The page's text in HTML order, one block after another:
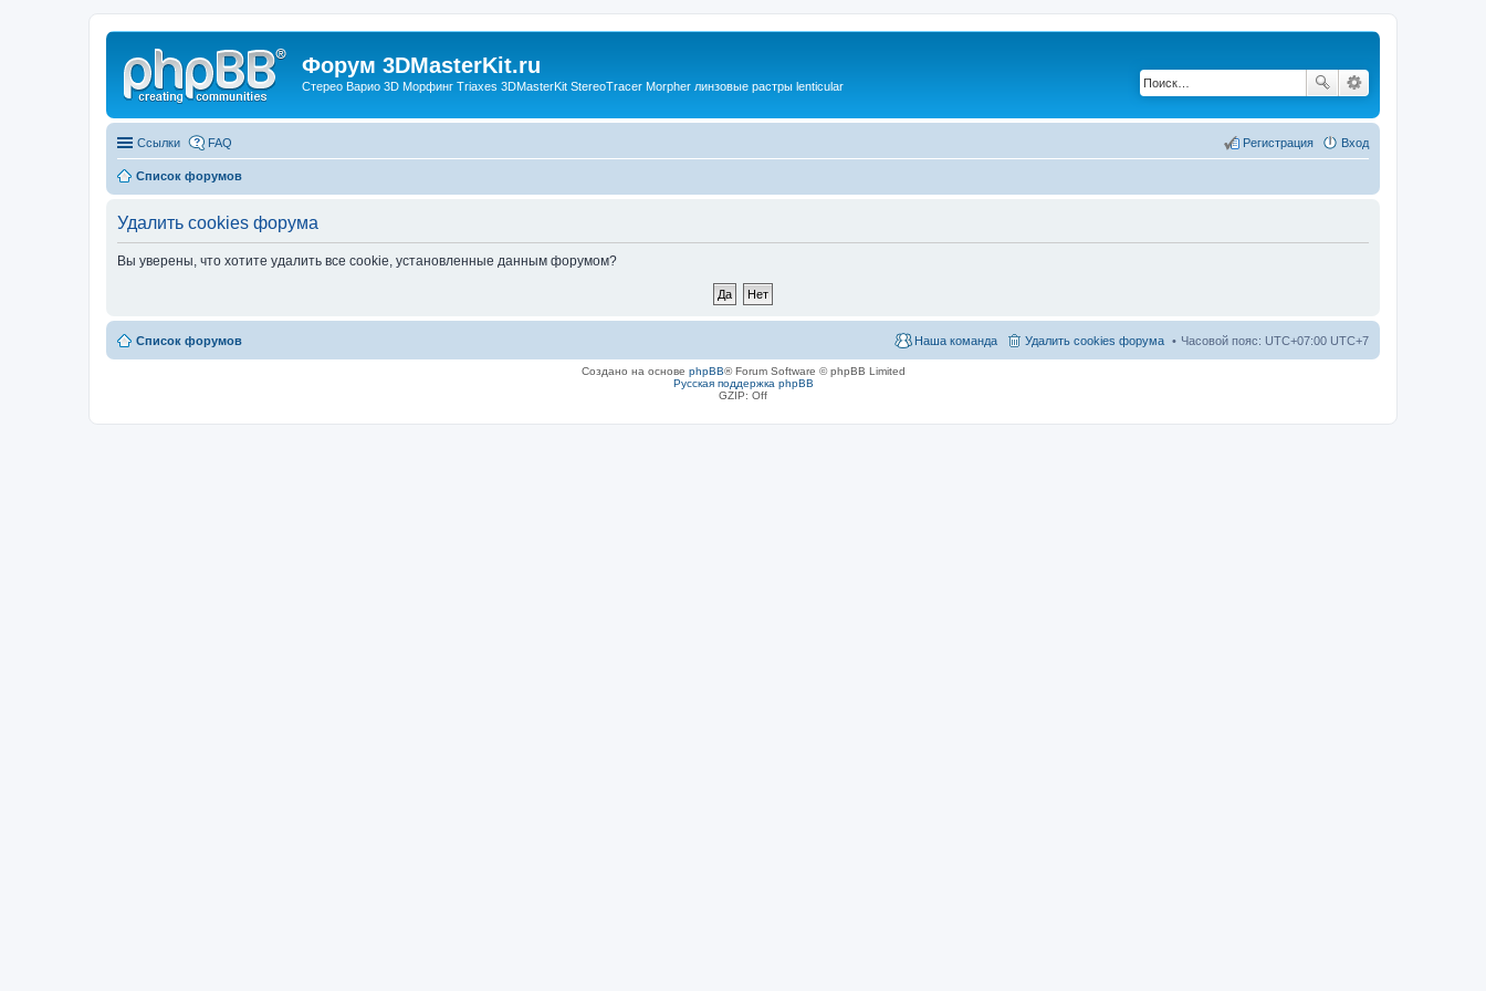
Форум 3DMasterKit.ru
Стерео Варио 3D Морфинг Triaxes 3DMasterKit StereoTracer Morpher линзовые растры lenticular
Ссылки FAQ Вход
Регистрация
Список форумов
Удалить cookies форума
Вы уверены, что хотите удалить все cookie, установленные данным форумом?
Список форумов Часовой пояс: UTC+07:00 UTC+7
Удалить cookies форума
Наша команда
Создано на основе phpBB® Forum Software © phpBB Limited
Русская поддержка phpBB
GZIP: Off